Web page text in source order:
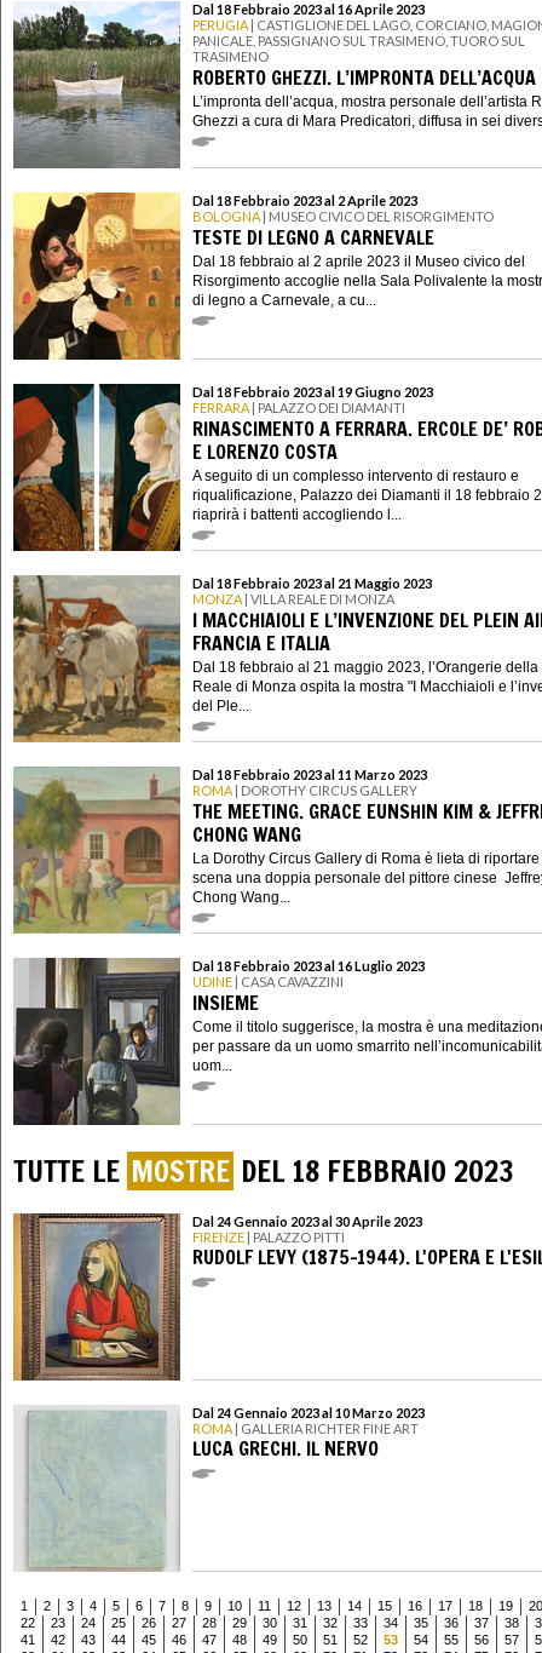
Dal 18 Febbraio 2023 al 16 Aprile 2023
PERUGIA | CASTIGLIONE DEL LAGO, CORCIANO,
PANICALE, PASSIGNANO SUL TRASIMENO, TUORO SUL
TRASIMENO
ROBERTO GHEZZI. L’IMPRONTA DELL’ACQUA
L’impronta dell’acqua, mostra personale dell’artista
Ghezzi a cura di Mara Predicatori, diffusa in sei
Dal 18 Febbraio 2023 al 2 Aprile 2023
BOLOGNA | MUSEO CIVICO DEL RISORGIMENTO
TESTE DI LEGNO A CARNEVALE
Dal 18 febbraio al 2 aprile 2023 il Museo civico del
Risorgimento accoglie nella Sala Polivalente la
di legno a Carnevale, a cu...
Dal 18 Febbraio 2023 al 19 Giugno 2023
FERRARA | PALAZZO DEI DIAMANTI
RINASCIMENTO A FERRARA. ERCOLE DE’
E LORENZO COSTA
A seguito di un complesso intervento di restauro e
riqualificazione, Palazzo dei Diamanti il 18 febbraio
riaprirà i battenti accogliendo l...
Dal 18 Febbraio 2023 al 21 Maggio 2023
MONZA | VILLA REALE DI MONZA
I MACCHIAIOLI E L’INVENZIONE DEL PLEIN
FRANCIA E ITALIA
Dal 18 febbraio al 21 maggio 2023, l’Orangerie
Reale di Monza ospita la mostra "I Macchiaioli e
del Ple...
Dal 18 Febbraio 2023 al 11 Marzo 2023
ROMA | DOROTHY CIRCUS GALLERY
THE MEETING. GRACE EUNSHIN KIM &
CHONG WANG
La Dorothy Circus Gallery di Roma è lieta di
scena una doppia personale del pittore cinese
Chong Wang...
Dal 18 Febbraio 2023 al 16 Luglio 2023
UDINE | CASA CAVAZZINI
INSIEME
Come il titolo suggerisce, la mostra è una
per passare da un uomo smarrito
uom...
TUTTE LE MOSTRE DEL 18 FEBBRAIO 2023
Dal 24 Gennaio 2023 al 30 Aprile 2023
FIRENZE | PALAZZO PITTI
RUDOLF LEVY (1875-1944). L'OPERA E
Dal 24 Gennaio 2023 al 10 Marzo 2023
ROMA | GALLERIA RICHTER FINE ART
LUCA GRECHI. IL NERVO
1 2 3 4 5 6 7 8 9 10 11 12 13 14 15 16 17 18 19
20
22
23 24 25 26 27 28 29 30 31 32 33 34 35 36 37 38
41
42 43 44 45 46 47 48 49 50 51 52 53 54 55 56 57